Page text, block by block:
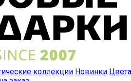
коллекции Новинки Цвета